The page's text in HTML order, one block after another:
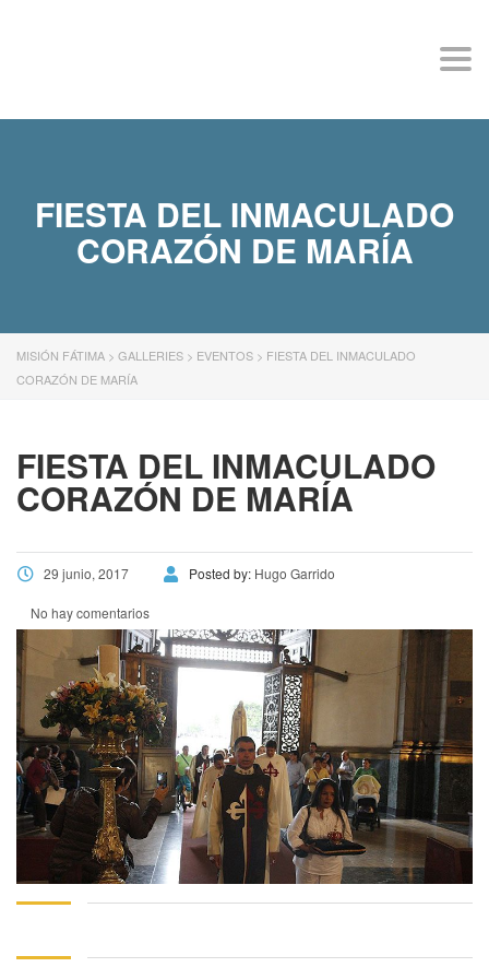
FIESTA DEL INMACULADO
CORAZÓN DE MARÍA
MISIÓN FÁTIMA > GALLERIES > EVENTOS > FIESTA DEL INMACULADO
CORAZÓN DE MARÍA
FIESTA DEL INMACULADO
CORAZÓN DE MARÍA
29 junio, 2017 Posted by: Hugo Garrido
No hay comentarios